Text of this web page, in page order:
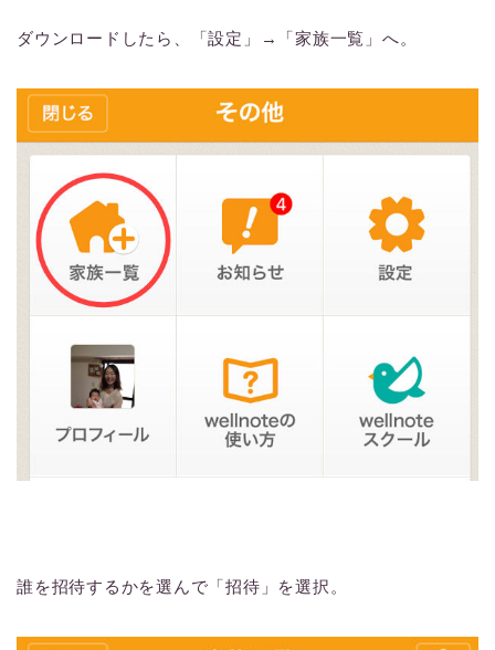
ダウンロードしたら、「設定」→「家族一覧」へ。
誰を招待するかを選んで「招待」を選択。